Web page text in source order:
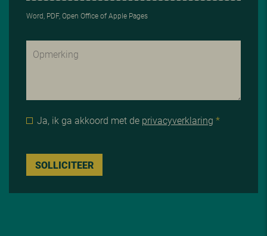
Word, PDF, Open Office of Apple Pages
Ja, ik ga akkoord met de privacyverklaring *
SOLLICITEER